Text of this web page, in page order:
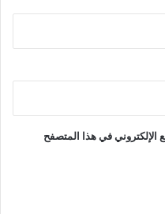
الإلكتروني في هذا المتصفح